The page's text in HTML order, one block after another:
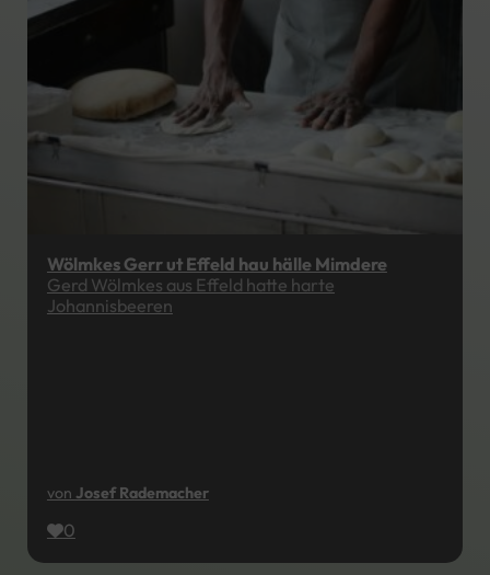
Wölmkes Gerr ut Effeld hau hälle Mimdere
Gerd Wölmkes aus Effeld hatte harte
Johannisbeeren
von Josef Rademacher
0